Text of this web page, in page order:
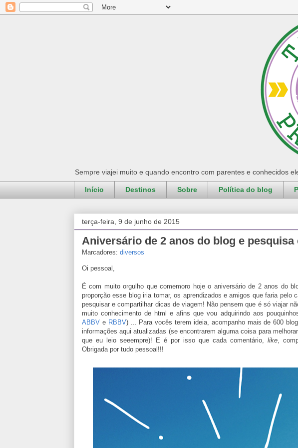
Sempre viajei muito e quando encontro com parentes e conhecidos
Início Destinos Sobre Política do blog
terça-feira, 9 de junho de 2015
Aniversário de 2 anos do blog e
Marcadores: diversos
Oi pessoal,
É com muito orgulho que comemoro hoje o aniversário de 2 anos do
proporção esse blog iria tomar, os aprendizados e amigos que faria pelo
pesquisar e compartilhar dicas de viagem! Não pensem que é só viajar
muito conhecimento de html e afins que vou adquirindo aos
ABBV e RBBV) ... Para vocês terem ideia, acompanho mais de 600
informações aqui atualizadas (se encontrarem alguma coisa para
que eu leio seeempre)! E é por isso que cada comentário, like ,
Obrigada por tudo pessoal!!!